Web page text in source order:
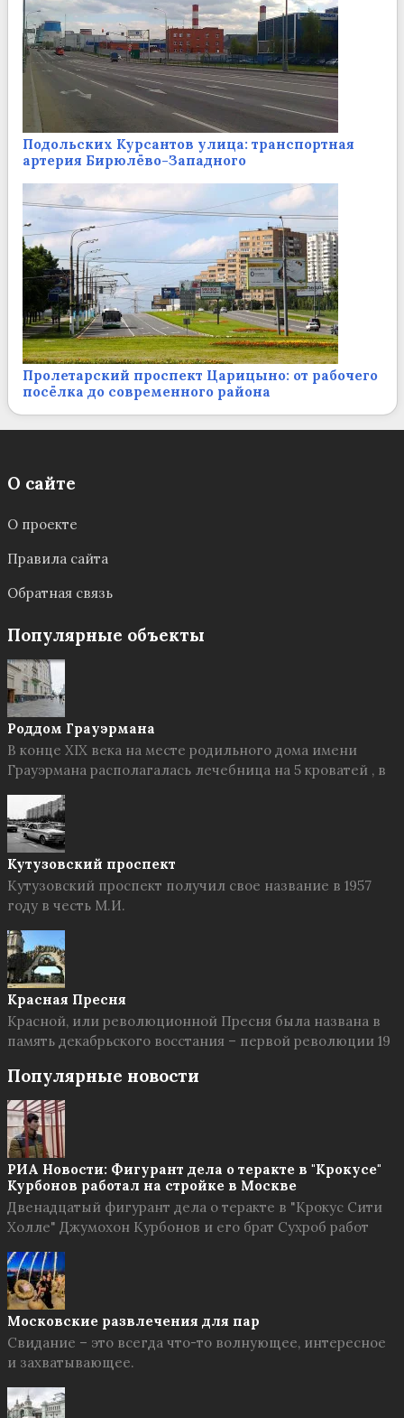
Подольских Курсантов улица: транспортная
артерия Бирюлёво-Западного
Пролетарский проспект Царицыно: от рабочего
посёлка до современного района
О сайте
О проекте
Правила сайта
Обратная связь
Популярные объекты
Роддом Грауэрмана
В конце XIX века на месте родильного дома имени
Грауэрмана располагалась лечебница на 5 кроватей , в
Кутузовский проспект
Кутузовский проспект получил свое название в 1957
году в честь М.И.
Красная Пресня
Красной, или революционной Пресня была названа в
память декабрьского восстания – первой революции 19
Популярные новости
РИА Новости: Фигурант дела о теракте в "Крокусе"
Курбонов работал на стройке в Москве
Двенадцатый фигурант дела о теракте в "Крокус Сити
Холле" Джумохон Курбонов и его брат Сухроб работ
Московские развлечения для пар
Свидание – это всегда что-то волнующее, интересное
и захватывающее.